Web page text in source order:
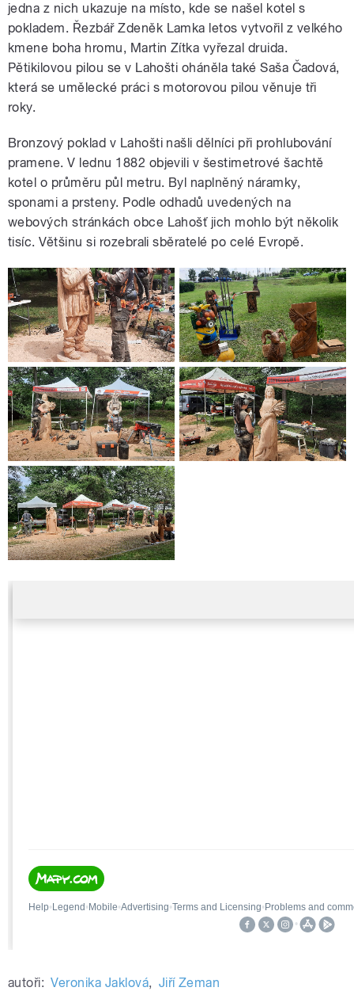
jedna z nich ukazuje na místo, kde se našel kotel s
pokladem. Řezbář Zdeněk Lamka letos vytvořil z velkého
kmene boha hromu, Martin Zítka vyřezal druida.
Pětikilovou pilou se v Lahošti oháněla také Saša Čadová,
která se umělecké práci s motorovou pilou věnuje tři
roky.
Bronzový poklad v Lahošti našli dělníci při prohlubování
pramene. V lednu 1882 objevili v šestimetrové šachtě
kotel o průměru půl metru. Byl naplněný náramky,
sponami a prsteny. Podle odhadů uvedených na
webových stránkách obce Lahošť jich mohlo být několik
tisíc. Většinu si rozebrali sběratelé po celé Evropě.
autoři: Veronika Jaklová, Jiří Zeman